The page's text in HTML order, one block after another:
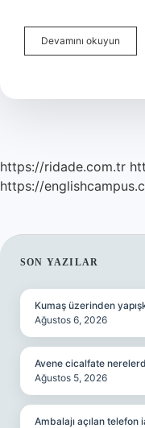
Devamını okuyun
Ne
https://ridade.com.tr
https://
SIDEBAR
SON YAZILAR
Kumaş üzerinden
Ağustos 6, 2026
Avene cicalfate
Ağustos 5, 2026
Ambalajı açılan telefon